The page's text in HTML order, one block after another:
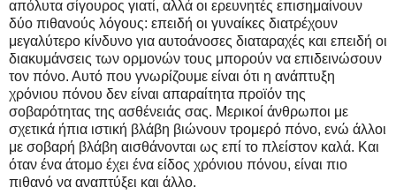
απόλυτα σίγουρος γιατί, αλλά οι ερευνητές επισημαίνουν
δύο πιθανούς λόγους: επειδή οι γυναίκες διατρέχουν
μεγαλύτερο κίνδυνο για αυτοάνοσες διαταραχές και επειδή οι
διακυμάνσεις των ορμονών τους μπορούν να επιδεινώσουν
τον πόνο. Αυτό που γνωρίζουμε είναι ότι η ανάπτυξη
χρόνιου πόνου δεν είναι απαραίτητα προϊόν της
σοβαρότητας της ασθένειάς σας. Μερικοί άνθρωποι με
σχετικά ήπια ιστική βλάβη βιώνουν τρομερό πόνο, ενώ άλλοι
με σοβαρή βλάβη αισθάνονται ως επί το πλείστον καλά. Και
όταν ένα άτομο έχει ένα είδος χρόνιου πόνου, είναι πιο
πιθανό να αναπτύξει και άλλο.